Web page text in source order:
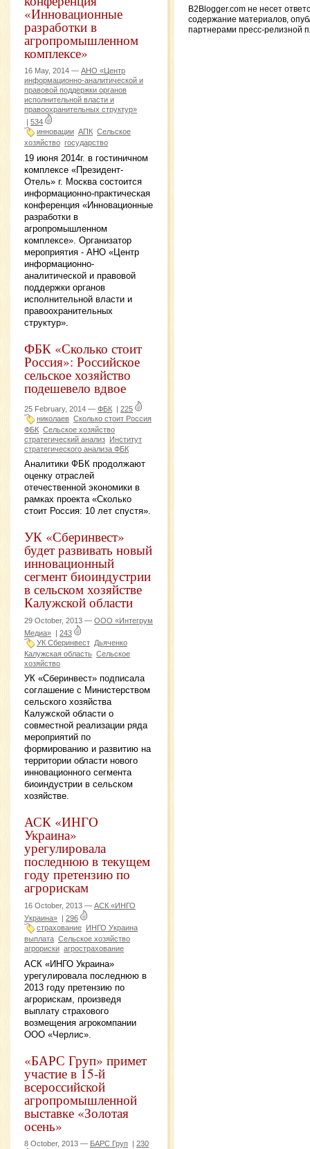
«Инновационные
разработки в
агропромышленном
комплексе»
16 May, 2014 — АНО «Центр
информационно-аналитической и
правовой поддержки органов
исполнительной власти и
правоохранительных структур»
534
инновации АПК Сельское
хозяйство государство
19 июня 2014г. в гостиничном
комплексе «Президент-
Отель» г. Москва состоится
информационно-практическая
конференция «Инновационные
разработки в
агропромышленном
комплексе». Организатор
мероприятия - АНО «Центр
информационно-
аналитической и правовой
поддержки органов
исполнительной власти и
правоохранительных
структур».
ФБК «Сколько стоит
Россия»: Российское
сельское хозяйство
подешевело вдвое
25 February, 2014 — ФБК | 225
николаев Сколько стоит Россия
ФБК Сельское хозяйство
стратегический анализ Институт
стратегического анализа ФБК
Аналитики ФБК продолжают
оценку отраслей
отечественной экономики в
рамках проекта «Сколько
стоит Россия: 10 лет спустя».
УК «Сберинвест»
будет развивать новый
инновационный
сегмент биоиндустрии
в сельском хозяйстве
Калужской области
29 October, 2013 — ООО «Интегрум
Медиа» | 243
УК Сберинвест Дьяченко
Калужская область Сельское
хозяйство
УК «Сберинвест» подписала
соглашение с Министерством
сельского хозяйства
Калужской области о
совместной реализации ряда
мероприятий по
формированию и развитию на
территории области нового
инновационного сегмента
биоиндустрии в сельском
хозяйстве.
АСК «ИНГО
Украина»
урегулировала
последнюю в текущем
году претензию по
агрорискам
16 October, 2013 — АСК «ИНГО
Украина» | 296
страхование ИНГО Украина
выплата Сельское хозяйство
агрориски агрострахование
АСК «ИНГО Украина»
урегулировала последнюю в
2013 году претензию по
агрорискам, произведя
выплату страхового
возмещения агрокомпании
ООО «Черлис».
«БАРС Груп» примет
участие в 15-й
всероссийской
агропромышленной
выставке «Золотая
осень»
8 October, 2013 — БАРС Груп 230
B2Blogger.com не несет
содержание материалов,
партнерами пресс-релизной